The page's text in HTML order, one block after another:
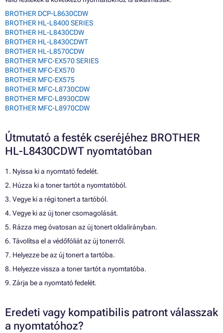
BROTHER DCP-L8630CDW
BROTHER HL-L8400 SERIES
BROTHER HL-L8430CDW
BROTHER HL-L8430CDWT
BROTHER HL-L8570CDW
BROTHER MFC-EX570 SERIES
BROTHER MFC-EX570
BROTHER MFC-EX575
BROTHER MFC-L8730CDW
BROTHER MFC-L8930CDW
BROTHER MFC-L8970CDW
Útmutató a festék cseréjéhez BROTHER
HL-L8430CDWT nyomtatóban
1. Nyissa ki a nyomtató fedelét.
2. Húzza ki a toner tartót a nyomtatóból.
3. Vegye ki a régi tonert a tartóból.
4. Vegye ki az új toner csomagolását.
5. Rázza meg óvatosan az új tonert oldalirányban.
6. Távolítsa el a védőfóliát az új tonerről.
7. Helyezze be az új tonert a tartóba.
8. Helyezze vissza a toner tartót a nyomtatóba.
9. Zárja be a nyomtató fedelét.
Eredeti vagy kompatibilis patront válasszak
a nyomtatóhoz?